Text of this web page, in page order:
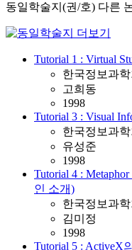
동일학술지(권/호) 다른
Tutorial 1 : Virtual
한국정보과학
고희동
1998
Tutorial 3 : Visual
한국정보과학
유성준
1998
Tutorial 4 :
인 소개)
한국정보과학
김미정
1998
Tutorial 5 : ActiveX